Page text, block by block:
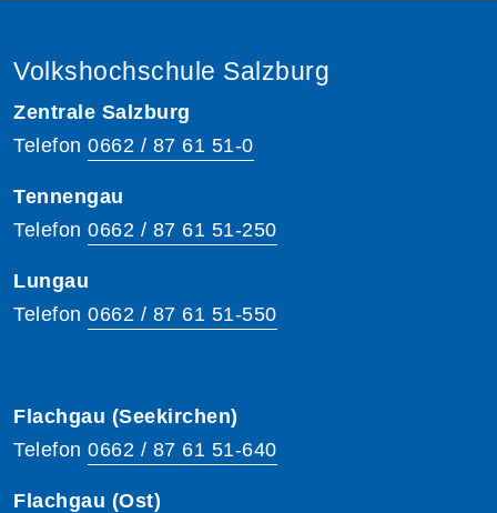
Volkshochschule Salzburg
Zentrale Salzburg
Telefon 0662 / 87 61 51-0
Tennengau
Telefon 0662 / 87 61 51-250
Lungau
Telefon 0662 / 87 61 51-550
Flachgau (Seekirchen)
Telefon 0662 / 87 61 51-640
Flachgau (Ost)